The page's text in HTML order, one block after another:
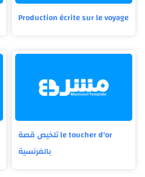
Production écrite sur le voyage
تلخيص قصة le toucher d'or
بالفرنسية